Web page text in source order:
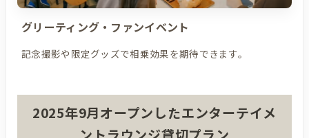
グリーティング・ファンイベント
記念撮影や限定グッズで相乗効果を期待できます。
2025年9月オープンしたエンターテイメ